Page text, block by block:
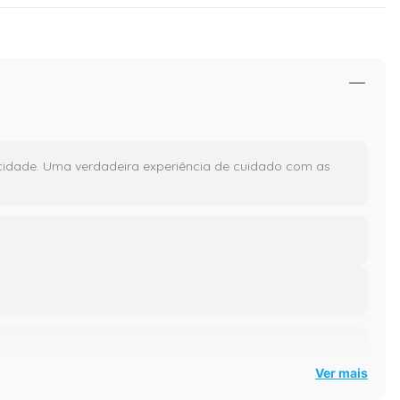
Uma verdadeira experiência de cuidado com as
Ver mais